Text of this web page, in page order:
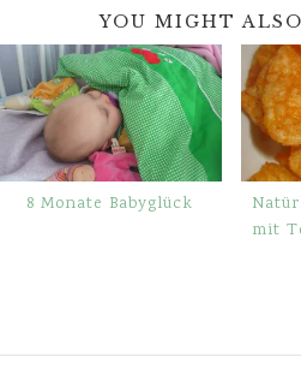
YOU MIGHT
8 Monate Babyglück
mit